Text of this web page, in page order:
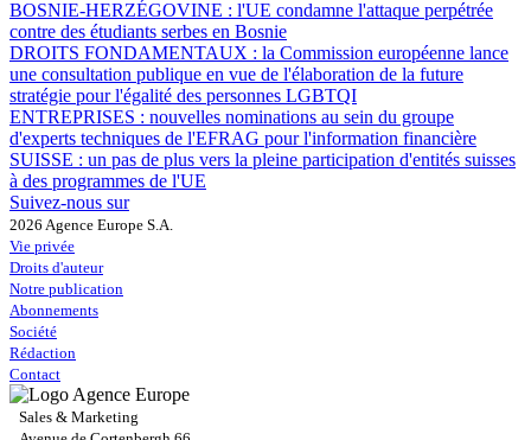
BOSNIE-HERZÉGOVINE : l'UE condamne l'attaque perpétrée
contre des étudiants serbes en Bosnie
DROITS FONDAMENTAUX : la Commission européenne lance
une consultation publique en vue de l'élaboration de la future
stratégie pour l'égalité des personnes LGBTQI
ENTREPRISES : nouvelles nominations au sein du groupe
d'experts techniques de l'EFRAG pour l'information financière
SUISSE : un pas de plus vers la pleine participation d'entités suisses
à des programmes de l'UE
Suivez-nous sur
2026 Agence Europe S.A.
Vie privée
Droits d'auteur
Notre publication
Abonnements
Société
Rédaction
Contact
Sales & Marketing